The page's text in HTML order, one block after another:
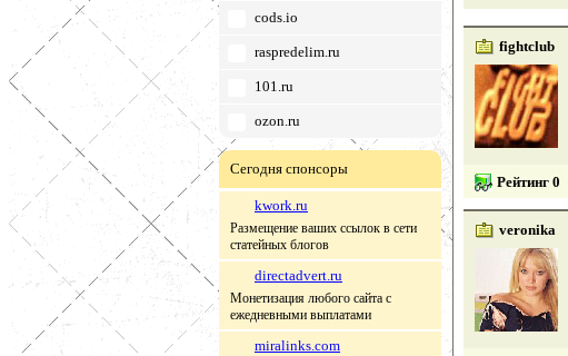
cods.io
raspredelim.ru
101.ru
ozon.ru
Сегодня спонсоры
kwork.ru
Размещение ваших ссылок в сети
статейных блогов
directadvert.ru
Монетизация любого сайта с
ежедневными выплатами
miralinks.com
fightclub
Рейтинг 0
veronika